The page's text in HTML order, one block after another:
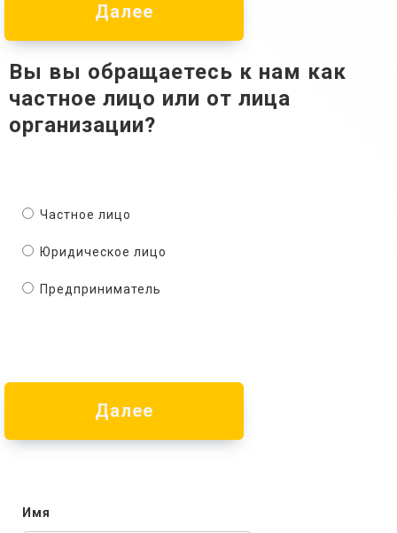
Далее
Вы вы обращаетесь к нам как
частное лицо или от лица
организации?
Частное лицо
Юридическое лицо
Предприниматель
Далее
Имя